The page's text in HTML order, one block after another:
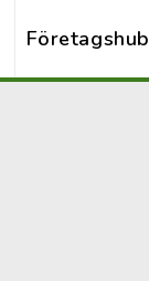
Företagshub